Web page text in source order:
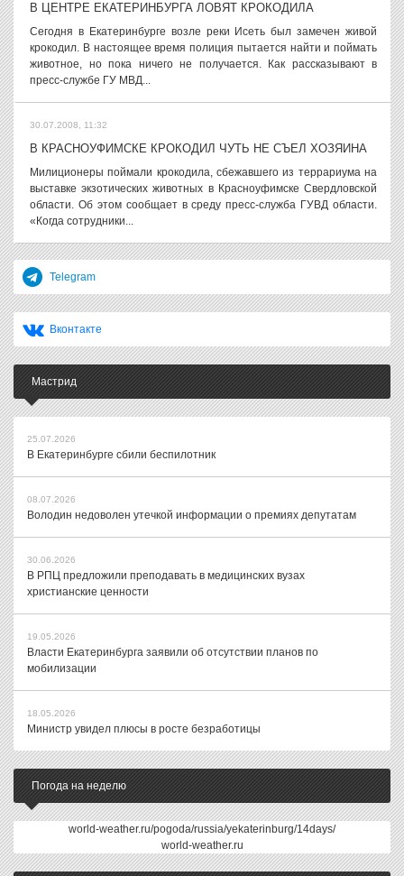
В ЦЕНТРЕ ЕКАТЕРИНБУРГА ЛОВЯТ КРОКОДИЛА
Сегодня в Екатеринбурге возле реки Исеть был замечен живой
крокодил. В настоящее время полиция пытается найти и поймать
животное, но пока ничего не получается. Как рассказывают в
пресс-службе ГУ МВД...
30.07.2008, 11:32
В КРАСНОУФИМСКЕ КРОКОДИЛ ЧУТЬ НЕ СЪЕЛ ХОЗЯИНА
Милиционеры поймали крокодила, сбежавшего из террариума на
выставке экзотических животных в Красноуфимске Свердловской
области. Об этом сообщает в среду пресс-служба ГУВД области.
«Когда сотрудники...
Telegram
Вконтакте
Мастрид
25.07.2026
В Екатеринбурге сбили беспилотник
08.07.2026
Володин недоволен утечкой информации о премиях депутатам
30.06.2026
В РПЦ предложили преподавать в медицинских вузах
христианские ценности
19.05.2026
Власти Екатеринбурга заявили об отсутствии планов по
мобилизации
18.05.2026
Министр увидел плюсы в росте безработицы
Погода на неделю
world-weather.ru/pogoda/russia/yekaterinburg/14days/
world-weather.ru